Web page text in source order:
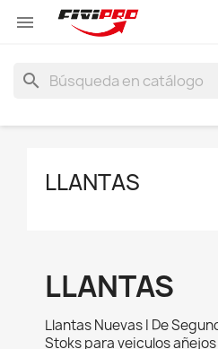

search
LLANTAS
LLANTAS
Llantas Nuevas I De
Stoks para veiculos añejos